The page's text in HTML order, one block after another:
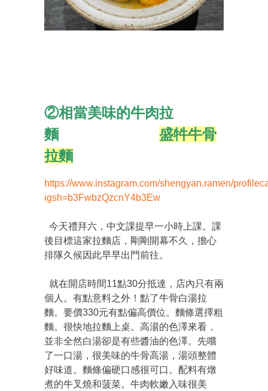
②相當美味的牛肉拉
麵 盛牪牛骨
拉麵
https://www.instagram.com/shengyan.ramen/
igsh=b3FwbzQzcnY4b3Ew
今天禮拜六，中文課提早一小時上課。課
後目標這家拉麵店，剛剛開幕不久，擔心
排隊久候因此早早出門前往。
就在開店時間11點30分抵達，店內只有兩
個人。有點意料之外！點了牛骨白湯拉
麵。要價330元有點偏高價位。麵條選擇粗
麵。很快地拉麵上桌。高湯的色澤來看，
並非全然白湯卻是有些醬油的色澤。先嚐
了一口湯，很美味的牛骨高湯，湯頭整體
好味道。麵條偏硬口感很可口。配料有燉
煮的牛叉燒和菠菜。牛肉軟嫩入味很美